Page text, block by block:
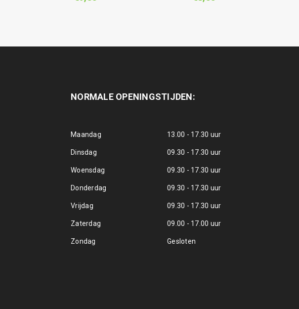
NORMALE OPENINGSTIJDEN:
Maandag 13.00 - 17.30 uur
Dinsdag 09.30 - 17.30 uur
Woensdag 09.30 - 17.30 uur
Donderdag 09.30 - 17.30 uur
Vrijdag 09.30 - 17.30 uur
Zaterdag 09.00 - 17.00 uur
Zondag Gesloten